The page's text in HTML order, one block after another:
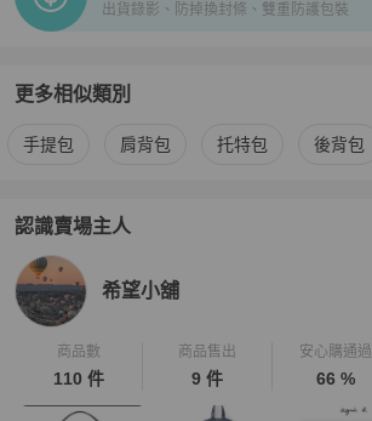
出貨錄影、防掉換封條、雙重防護包裝
更多相似類別
更多Coach 女包相似商品推薦
手提包 肩背包 托特包 後背包
認識賣場主人
PopChill 拍拍圈嚴選賣家
希望小舖
商品數
110 件
商品售出
9 件
安心購通過
66 %